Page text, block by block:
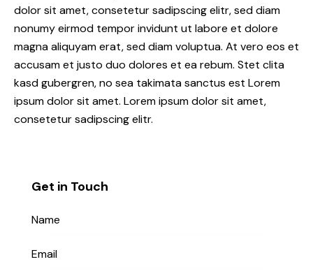
dolor sit amet, consetetur sadipscing elitr, sed diam
nonumy eirmod tempor invidunt ut labore et dolore
magna aliquyam erat, sed diam voluptua. At vero eos et
accusam et justo duo dolores et ea rebum. Stet clita
kasd gubergren, no sea takimata sanctus est Lorem
ipsum dolor sit amet. Lorem ipsum dolor sit amet,
consetetur sadipscing elitr.
Get in Touch